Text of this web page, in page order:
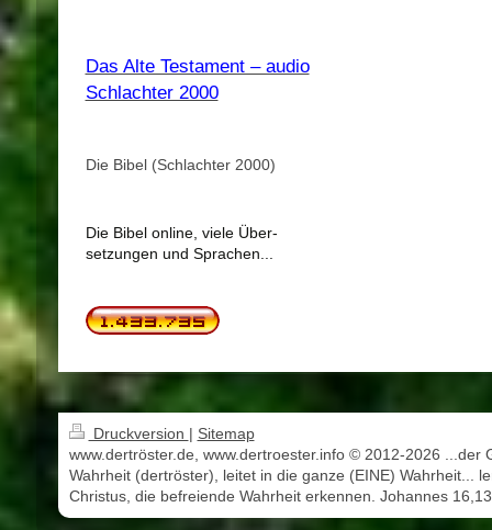
Das Alte Testament – audio
Schlachter 2000
Die Bibel (Schlachter 2000)
Die Bibel online, viele Über-
setzungen und Sprachen...
Druckversion | Sitemap
www.dertröster.de, www.dertroester.info © 2012-2026 ...der
Wahrheit (dertröster), leitet in die ganze (EINE) Wahrheit...
Christus, die befreiende Wahrheit erkennen. Johannes 16,13